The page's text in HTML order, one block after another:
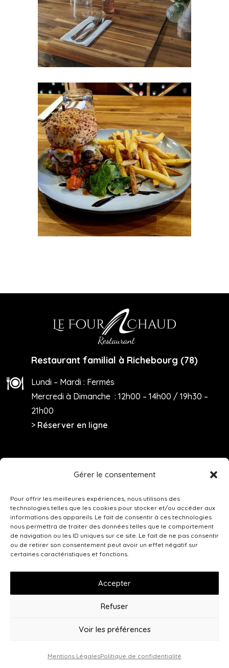
Gérer le consentement
Pour offrir les meilleures expériences, nous utilisons des
technologies telles que les cookies pour stocker et/ou accéder aux
informations des appareils. Le fait de consentir à ces technologies
nous permettra de traiter des données telles que le comportement
de navigation ou les ID uniques sur ce site. Le fait de ne pas consentir
ou de retirer son consentement peut avoir un effet négatif sur
certaines caractéristiques et fonctions.
Accepter
Refuser
Voir les préférences
Mentions LégalesPolitique de confidentialité
Restaurant familial à Richebourg (78)
Lundi – Mardi : Fermés
Mercredi à Dimanche : 12h00 – 14h00 / 19h30 –
21h00
> Réserver en ligne
Route de Houdan, Lieu Dit Le Four À Chaux
78550 Richebourg France
 contact@lefourachaud.fr
© 2024 Le Four à Chaud, Restaurant à Richebourg
Conception du site :Raphaëlle Lécot